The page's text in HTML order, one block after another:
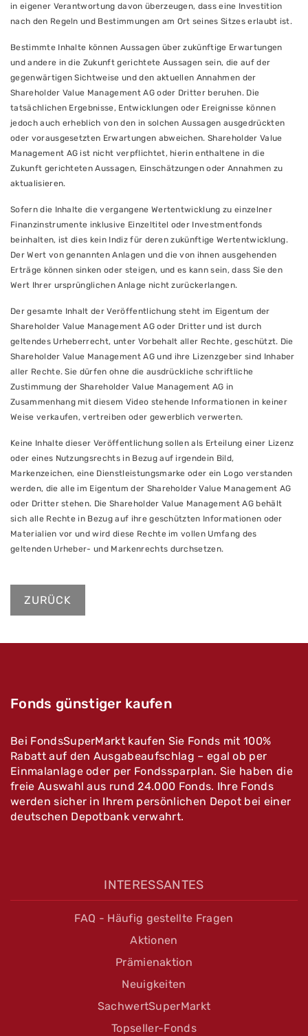
in eigener Verantwortung davon überzeugen, dass eine Investition
nach den Regeln und Bestimmungen am Ort seines Sitzes erlaubt ist.
Bestimmte Inhalte können Aussagen über zukünftige Erwartungen
und andere in die Zukunft gerichtete Aussagen sein, die auf der
gegenwärtigen Sichtweise und den aktuellen Annahmen der
Shareholder Value Management AG oder Dritter beruhen. Die
tatsächlichen Ergebnisse, Entwicklungen oder Ereignisse können
jedoch auch erheblich von den in solchen Aussagen ausgedrückten
oder vorausgesetzten Erwartungen abweichen. Shareholder Value
Management AG ist nicht verpflichtet, hierin enthaltene in die
Zukunft gerichteten Aussagen, Einschätzungen oder Annahmen zu
aktualisieren.
Sofern die Inhalte die vergangene Wertentwicklung zu einzelner
Finanzinstrumente inklusive Einzeltitel oder Investmentfonds
beinhalten, ist dies kein Indiz für deren zukünftige Wertentwicklung.
Der Wert von genannten Anlagen und die von ihnen ausgehenden
Erträge können sinken oder steigen, und es kann sein, dass Sie den
Wert Ihrer ursprünglichen Anlage nicht zurückerlangen.
Der gesamte Inhalt der Veröffentlichung steht im Eigentum der
Shareholder Value Management AG oder Dritter und ist durch
geltendes Urheberrecht, unter Vorbehalt aller Rechte, geschützt. Die
Shareholder Value Management AG und ihre Lizenzgeber sind Inhaber
aller Rechte. Sie dürfen ohne die ausdrückliche schriftliche
Zustimmung der Shareholder Value Management AG in
Zusammenhang mit diesem Video stehende Informationen in keiner
Weise verkaufen, vertreiben oder gewerblich verwerten.
Keine Inhalte dieser Veröffentlichung sollen als Erteilung einer Lizenz
oder eines Nutzungsrechts in Bezug auf irgendein Bild,
Markenzeichen, eine Dienstleistungsmarke oder ein Logo verstanden
werden, die alle im Eigentum der Shareholder Value Management AG
oder Dritter stehen. Die Shareholder Value Management AG behält
sich alle Rechte in Bezug auf ihre geschützten Informationen oder
Materialien vor und wird diese Rechte im vollen Umfang des
geltenden Urheber- und Markenrechts durchsetzen.
ZURÜCK
Fonds günstiger kaufen
Bei FondsSuperMarkt kaufen Sie Fonds mit 100%
Rabatt auf den Ausgabeaufschlag – egal ob per
Einmalanlage oder per Fondssparplan. Sie haben die
freie Auswahl aus rund 24.000 Fonds. Ihre Fonds
werden sicher in Ihrem persönlichen Depot bei einer
deutschen Depotbank verwahrt.
INTERESSANTES
FAQ - Häufig gestellte Fragen
Aktionen
Prämienaktion
Neuigkeiten
SachwertSuperMarkt
Topseller-Fonds